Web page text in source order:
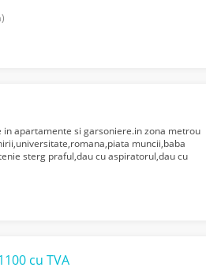
in apartamente si garsoniere.in zona metrou
muncii,baba
sterg praful,dau cu aspiratorul,dau cu
cu TVA